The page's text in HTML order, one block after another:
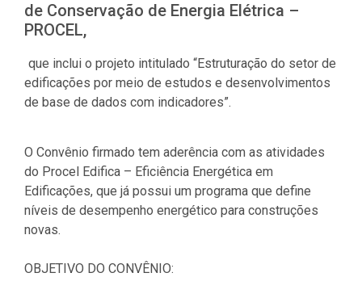
de Conservação de Energia Elétrica –
PROCEL,
que inclui o projeto intitulado “Estruturação do setor de
edificações por meio de estudos e desenvolvimentos
de base de dados com indicadores”.
O Convênio firmado tem aderência com as atividades
do Procel Edifica – Eficiência Energética em
Edificações, que já possui um programa que define
níveis de desempenho energético para construções
novas.
OBJETIVO DO CONVÊNIO: